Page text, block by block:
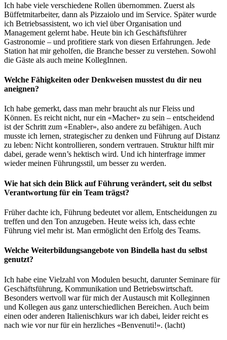
Ich habe viele verschiedene Rollen übernommen. Zuerst als
Büffetmitarbeiter, dann als Pizzaiolo und im Service. Später wurde
ich Betriebsassistent, wo ich viel über Organisation und
Management gelernt habe. Heute bin ich Geschäftsführer
Gastronomie – und profitiere stark von diesen Erfahrungen. Jede
Station hat mir geholfen, die Branche besser zu verstehen. Sowohl
die Gäste als auch meine KollegInnen.
Welche Fähigkeiten oder Denkweisen musstest du dir neu
aneignen?
Ich habe gemerkt, dass man mehr braucht als nur Fleiss und
Können. Es reicht nicht, nur ein «Macher» zu sein – entscheidend
ist der Schritt zum «Enabler», also andere zu befähigen. Auch
musste ich lernen, strategischer zu denken und Führung auf Distanz
zu leben: Nicht kontrollieren, sondern vertrauen. Struktur hilft mir
dabei, gerade wenn’s hektisch wird. Und ich hinterfrage immer
wieder meinen Führungsstil, um besser zu werden.
Wie hat sich dein Blick auf Führung verändert, seit du selbst
Verantwortung für ein Team trägst?
Früher dachte ich, Führung bedeutet vor allem, Entscheidungen zu
treffen und den Ton anzugeben. Heute weiss ich, dass echte
Führung viel mehr ist. Man ermöglicht den Erfolg des Teams.
Welche Weiterbildungsangebote von Bindella hast du selbst
genutzt?
Ich habe eine Vielzahl von Modulen besucht, darunter Seminare für
Geschäftsführung, Kommunikation und Betriebswirtschaft.
Besonders wertvoll war für mich der Austausch mit Kolleginnen
und Kollegen aus ganz unterschiedlichen Bereichen. Auch beim
einen oder anderen Italienischkurs war ich dabei, leider reicht es
nach wie vor nur für ein herzliches «Benvenuti!». (lacht)